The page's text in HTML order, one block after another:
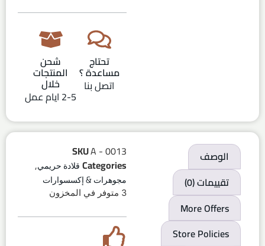
تحتاج
مساعدة ؟
اتصل بنا
شحن
المنتجات
خلال
2-5 ايام عمل
الوصف
تقييمات (0)
More Offers
Store Policies
SKUA - 0013
Categories قلادة حريمي,
مجوهرات & إكسسوارات
3 متوفر في المخزون